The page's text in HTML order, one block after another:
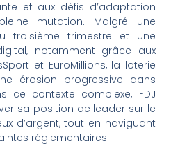
et aux défis d’adaptation
mutation. Malgré une
troisième trimestre et une
notamment grâce aux
et EuroMillions, la loterie
érosion progressive dans
ce contexte complexe, FDJ
sa position de leader sur le
d’argent, tout en naviguant
réglementaires.